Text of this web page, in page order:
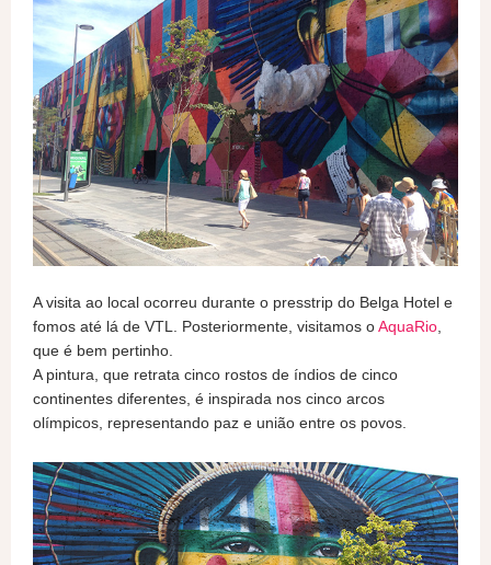
A visita ao local ocorreu durante o presstrip do Belga Hotel e
fomos até lá de VTL. Posteriormente, visitamos oAquaRio
que é bem pertinho.
A pintura, que retrata cinco rostos de índios de cinco
continentes diferentes, é inspirada nos cinco arcos
olímpicos, representando paz e união entre os povos.